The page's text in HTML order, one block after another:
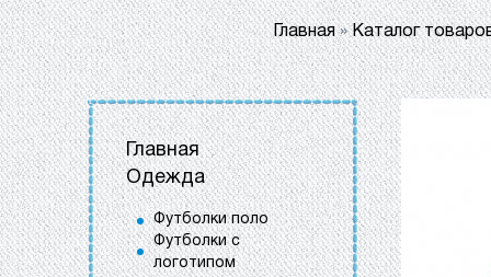
Главная»Каталог
Главная
Одежда
Футболки поло
Футболки с
логотипом